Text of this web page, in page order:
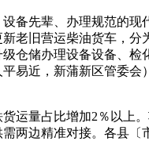
先辈、办理规范的现
新老旧营运柴油货车，分
仓储办理设备设备、检
易近，新蒲新区管委会
量占比增加2％以上。
两边精准对接。各县〔